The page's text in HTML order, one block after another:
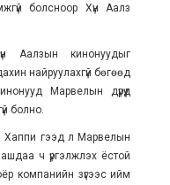
болсноор Хүн Аалз
Аалзын кинонуудыг
найруулахгүй бөгөөд
Марвелын дүрүүд
болно.
Хаппи гээд л Марвелын
ч үргэлжлэх ёстой
компанийн зүгээс ийм